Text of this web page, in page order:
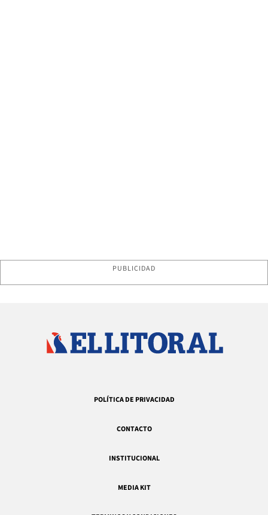
PUBLICIDAD
POLÍTICA DE PRIVACIDAD
CONTACTO
INSTITUCIONAL
MEDIA KIT